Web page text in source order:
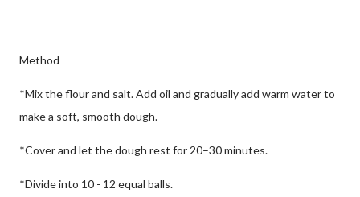
Method
*Mix the flour and salt. Add oil and gradually add warm water to
make a soft, smooth dough.
*Cover and let the dough rest for 20–30 minutes.
*Divide into 10 - 12 equal balls.